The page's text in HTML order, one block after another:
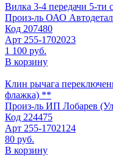
Вилка 3-4 передачи 5-
Произ-ль ОАО
Код 207480
Арт 255-1702023
1 100 руб.
В корзину
Клин рычага
флажка) **
Произ-ль ИП Лобарев
Код 224475
Арт 255-1702124
80 руб.
В корзину